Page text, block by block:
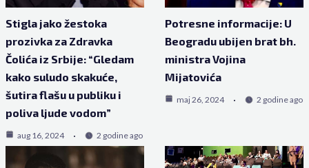
Stigla jako žestoka
prozivka za Zdravka
Čolića iz Srbije: “Gledam
kako suludo skakuće,
šutira flašu u publiku i
poliva ljude vodom”
aug 16, 2024 2 godine ago
Potresne informacije: U
Beogradu ubijen brat bh.
ministra Vojina
Mijatovića
maj 26, 2024 2 godine ago